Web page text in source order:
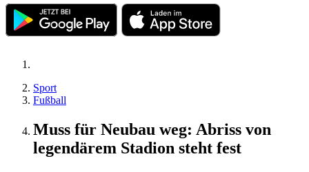
Sport
Fußball
Muss für Neubau weg: Abriss von
legendärem Stadion steht fest